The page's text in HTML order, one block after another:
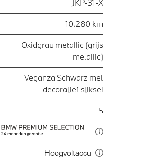
JKP-31-X
10.280 km
Oxidgrau metallic (grijs
metallic)
Veganza Schwarz met
decoratief stiksel
5
Hoogvoltaccu